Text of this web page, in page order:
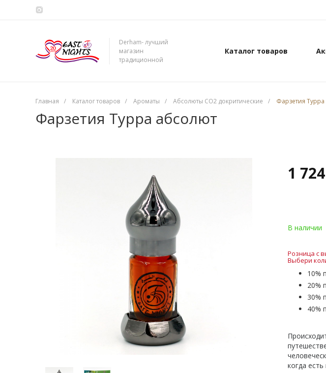
Derham- лучший
магазин
традиционной
Каталог товаров
Главная / Каталог товаров / Ароматы / Абсолюты CO2 докритические / Фарзетия
Фарзетия Турра абсолют
1
В наличии
Розница с
Выбери
10%
20%
30%
40%
когда